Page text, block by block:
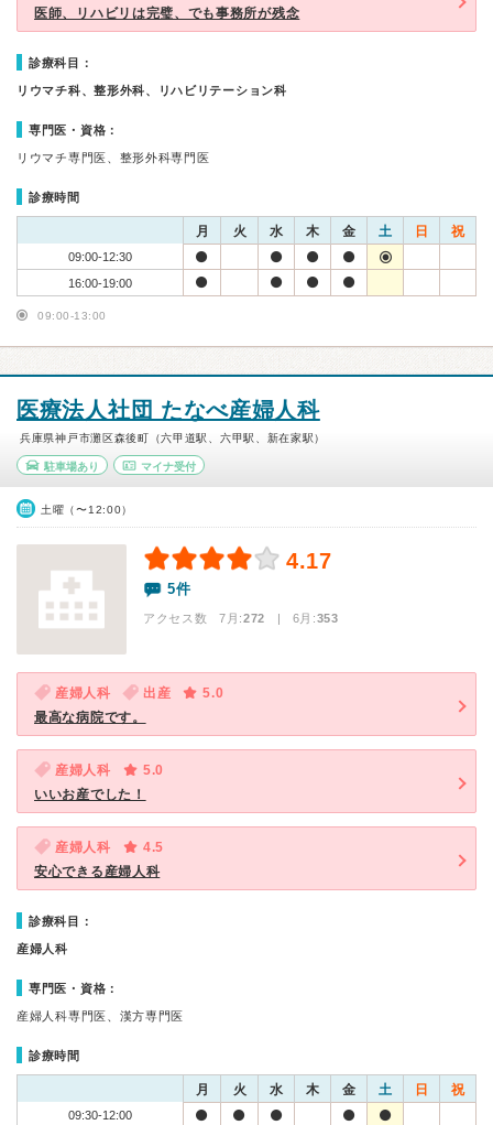
医師、リハビリは完璧、でも事務所が残念
診療科目：
リウマチ科、整形外科、リハビリテーション科
専門医・資格：
リウマチ専門医、整形外科専門医
診療時間
月 火 水 木 金 土 日 祝
09:00-12:30
16:00-19:00
09:00-13:00
医療法人社団 たなべ産婦人科
兵庫県神戸市灘区森後町（六甲道駅、六甲駅、新在家駅）
駐車場あり マイナ受付
土曜（〜12:00）
4.17
5件
アクセス数 7月:272 | 6月:353
産婦人科 出産
5.0
最高な病院です。
産婦人科
5.0
いいお産でした！
産婦人科
4.5
安心できる産婦人科
診療科目：
産婦人科
専門医・資格：
産婦人科専門医、漢方専門医
診療時間
月 火 水 木 金 土 日 祝
09:30-12:00